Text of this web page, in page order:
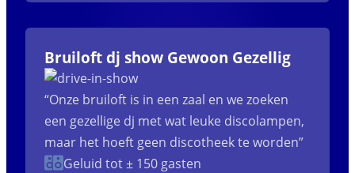
Bruiloft dj show Gewoon Gezellig
“Onze bruiloft is in een zaal en we zoeken
een gezellige dj met wat leuke discolampen,
maar het hoeft geen discotheek te worden”
Geluid tot ± 150 gasten